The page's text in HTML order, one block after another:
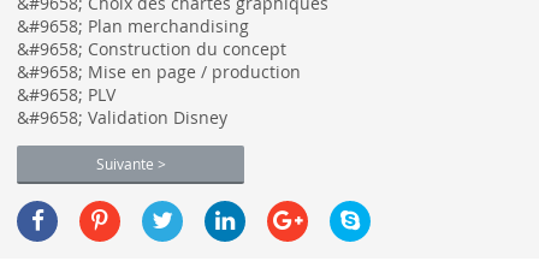
&#9658; Plan merchandising
&#9658; Construction du concept
&#9658; Mise en page / production
&#9658; PLV
&#9658; Validation Disney
Suivante >